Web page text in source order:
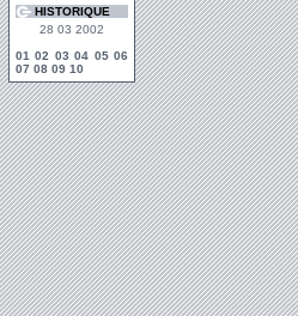
HISTORIQUE
28 03 2002
01 02 03 04 05 06
07 08 09 10